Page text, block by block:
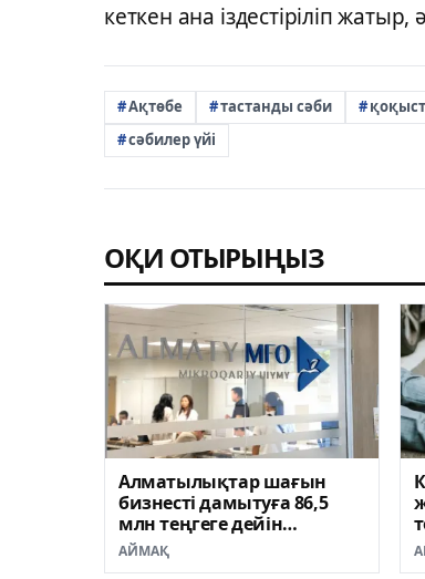
кеткен ана іздестіріліп
Ақтөбе тастанды сәби
сәбилер үйі
ОҚИ ОТЫРЫҢЫЗ
Алматылықтар шағын
бизнесті дамытуға 86,5
млн теңгеге дейін
жеңілдетілген несие ала
алады
АЙМАҚ